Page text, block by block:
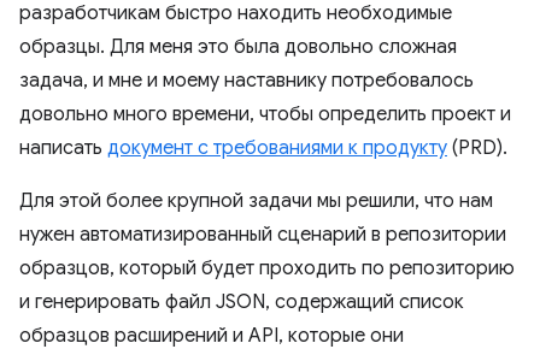
разработчикам быстро находить необходимые
образцы. Для меня это была довольно сложная
задача, и мне и моему наставнику потребовалось
довольно много времени, чтобы определить проект и
написать документ с требованиями к продукту (PRD).
Для этой более крупной задачи мы решили, что нам
нужен автоматизированный сценарий в репозитории
образцов, который будет проходить по репозиторию
и генерировать файл JSON, содержащий список
образцов расширений и API, которые они